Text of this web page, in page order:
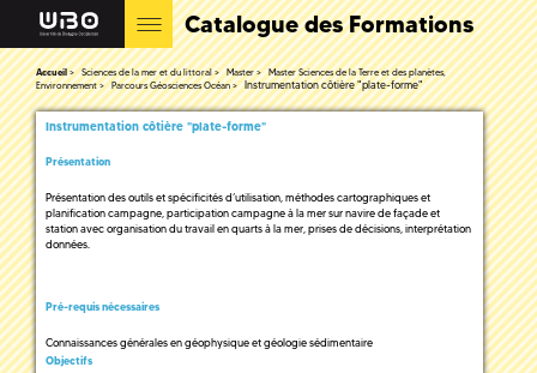
Catalogue des Formations
Accueil Sciences de la mer et du littoral Master
Master Sciences de la Terre et des planètes,
Environnement
Parcours Géosciences Océan Instrumentation côtière "plate-forme"
Instrumentation côtière "plate-forme"
Présentation
Présentation des outils et spécificités d’utilisation, méthodes cartographiques et
planification campagne, participation campagne à la mer sur navire de façade et
station avec organisation du travail en quarts à la mer, prises de décisions, interprétation
données.
Pré-requis nécessaires
Connaissances générales en géophysique et géologie sédimentaire
Objectifs